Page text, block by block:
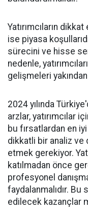
Yatırımcıların
ise piyasa
sürecini ve hisse
nedenle,
gelişmeleri
2024 yılında
arzlar, yatırımcılar
bu fırsatlardan en
dikkatli bir analiz
etmek gerekiyor.
katılmadan önce
profesyonel
faydalanmalıdır. Bu
edilecek kazançlar